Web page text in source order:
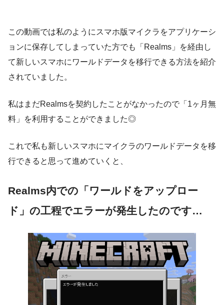
この動画では私のようにスマホ版マイクラをアプリケーシ
ョンに保存してしまっていた方でも「Realms」を経由し
て新しいスマホにワールドデータを移行できる方法を紹介
されていました。
私はまだRealmsを契約したことがなかったので「1ヶ月無
料」を利用することができました◎
これで私も新しいスマホにマイクラのワールドデータを移
行できると思って進めていくと、
Realms内での「ワールドをアップロー
ド」の工程でエラーが発生したのです…